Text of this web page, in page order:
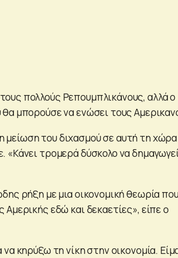
πολλούς Ρεπουμπλικάνους, αλλά ο
μπορούσε να ενώσει τους
μείωση του διχασμού σε αυτή τη χώρα
«Κάνει τρομερά δύσκολο να
ρήξη με μια οικονομική θεωρία
Αμερικής εδώ και δεκαετίες», είπε ο
κηρύξω τη νίκη στην οικονομία.